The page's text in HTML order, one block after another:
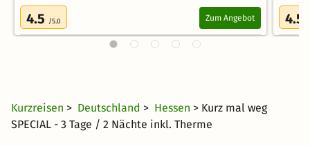
4.5 /5.0 Zum Angebot 4.5
Kurzreisen > Deutschland > Hessen > Kurz mal weg
SPECIAL - 3 Tage / 2 Nächte inkl. Therme